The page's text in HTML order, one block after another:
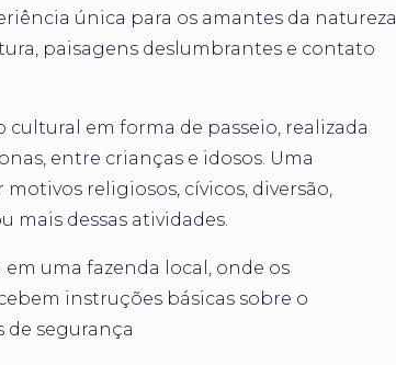
única para os amantes da natureza
paisagens deslumbrantes e contato
cultural em forma de passeio, realizada
entre crianças e idosos. Uma
religiosos, cívicos, diversão,
mais dessas atividades.
uma fazenda local, onde os
instruções básicas sobre o
de segurança